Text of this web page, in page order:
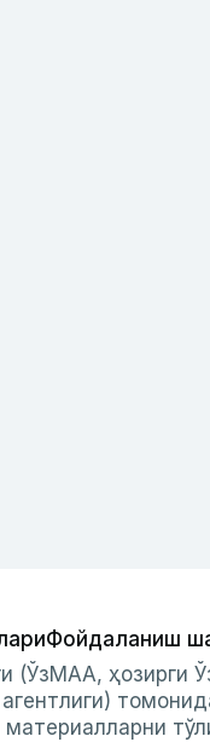
Фойдаланиш
(ЎзМАА, ҳозирги